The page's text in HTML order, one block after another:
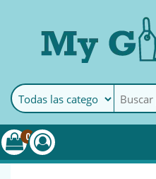
MyGoods ·
0